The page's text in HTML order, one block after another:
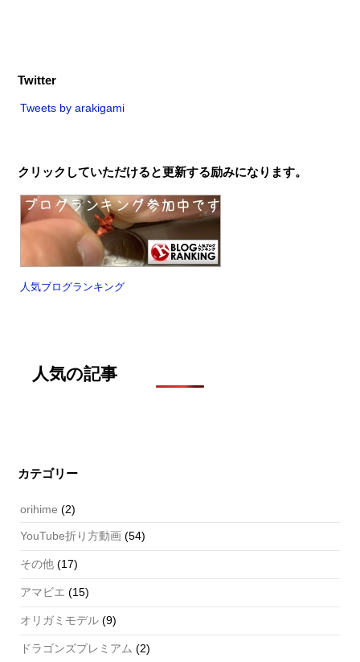
Twitter
Tweets by arakigami
クリックしていただけると更新する励みになります。
人気ブログランキング
人気の記事
カテゴリー
orihime (2)
YouTube折り方動画 (54)
その他 (17)
アマビエ (15)
オリガミモデル (9)
ドラゴンズプレミアム (2)